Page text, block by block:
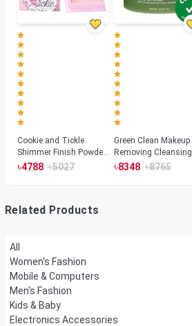
Cookie and Tickle
Shimmer Finish Powder
Highlighters
৳4788 ৳5027
Green Clean Makeup
Removing Cleansing
Balm
৳8348 ৳8765
Related Products
All
Women's Fashion
Mobile & Computers
Men's Fashion
Kids & Baby
Electronics Accessories